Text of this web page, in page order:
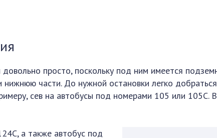
просто, поскольку под ним имеется
части. До нужной остановки легко
сев на автобусы под номерами 105 или 105С.
а также автобус под